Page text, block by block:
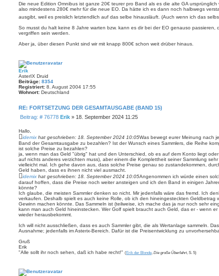
r
a
g
Die neue Edition Omnibus ist ganze 20€ teurer pro Band als es die alte GA
also mindestens 280€ mehr für die neue EO. Da hätte ich es dann noch halbwegs
ausgibt, weil es preislich letztendlich auf das selbe hinausläuft. (Auch wenn ich das
So musst du halt keine 8 Jahre warten bzw. kann es dir bei der EO genauso passieren,
vergriffen sein werden.
Aber ja, über diesen Punkt sind wir mit knapp 800€ schon weit drüber hinaus.
Erik
AsterIX Druid
Beiträge: 8354
Registriert: 8. August 2004 17:55
Wohnort: Deutschland
RE: FORTSETZUNG DER GESAMTAUSGABE (BAND 15)
Beitrag: # 76778B
t
r
a
g
Erik » 18. September 2024 11:25
Hallo,
idemix hat geschrieben: 18. September 2024 10:05Was bewegt eurer Meinung nach
Band der Gesamtausgabe zu bezahlen? Ist der Wunsch eines Sammlers, die Reihe
ist solche Preise zu bezahlen?
ja, wenn man das Geld "übrig" hat und den Unterschied, ob es auf dem Konto liegt
auf nichts anderes verzichten muss), aber einem die Komplettheit seiner Sammlung
vielleicht mal. Ich gehe davon aus, dass solche Preise genau so zustandekommen,
Geld haben, dass es ihnen nicht viel ausmacht.
idemix hat geschrieben: 18. September 2024 10:05Angenommen ich würde einen
darauf hoffen, dass die Preise noch weiter ansteigen und ich den Band in einigen
könnte?
Ich glaube, die meisten Sammler denken so nicht. Mir jedenfalls wäre das fremd. Ich
verkaufen. Deshalb spielt es auch keine Rolle, ob ich den hineingesteckten Geldbetrag
Gewinn machen könnte. Das Sammeln ist (teilweise, ich mache das ja nur noch sehr
kann man auch Geld hineinstecken. Wer Golf spielt braucht auch Geld, das er - wenn
wieder herausbekommt.
Ich will nicht ausschließen, dass es auch Sammler gibt, die als Wertanlage sammeln.
Ausnahme; jedenfalls im Asterix-Bereich. Dafür ist die Preisentwicklung zu
Gruß
Erik
"Alle sollt ihr noch sehen, daß ich habe recht!" (Erik der Blonde, Die große Überfahrt, S. 5)